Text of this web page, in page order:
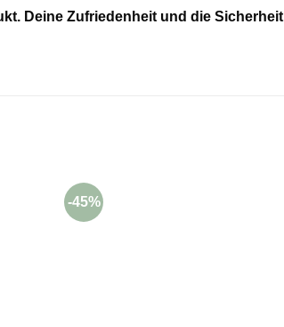
Deine Zufriedenheit und die Sicherheit
-45%